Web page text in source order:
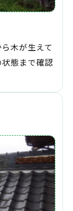
木が生えて
態まで確認